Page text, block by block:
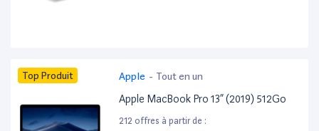
Top Produit Apple - Tout en un
Apple MacBook Pro 13” (2019) 512Go
212 offres à partir de :